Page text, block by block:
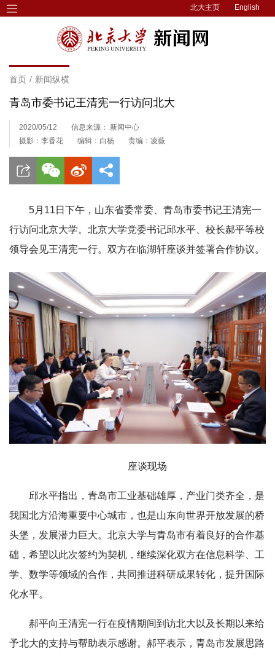
北大主页 English
首页 / 新闻纵横
青岛市委书记王清宪一行访问北大
2020/05/12
信息来源： 新闻中心
摄影：李香花
编辑：白杨 责编：凌薇
5月11日下午，山东省委常委、青岛市委书记王清宪一
行访问北京大学。北京大学党委书记邱水平、校长郝平等校
领导会见王清宪一行。双方在临湖轩座谈并签署合作协议。
座谈现场
邱水平指出，青岛市工业基础雄厚，产业门类齐全，是
我国北方沿海重要中心城市，也是山东向世界开放发展的桥
头堡，发展潜力巨大。北京大学与青岛市有着良好的合作基
础，希望以此次签约为契机，继续深化双方在信息科学、工
学、数学等领域的合作，共同推进科研成果转化，提升国际
化水平。
郝平向王清宪一行在疫情期间到访北大以及长期以来给
予北大的支持与帮助表示感谢。郝平表示，青岛市发展思路